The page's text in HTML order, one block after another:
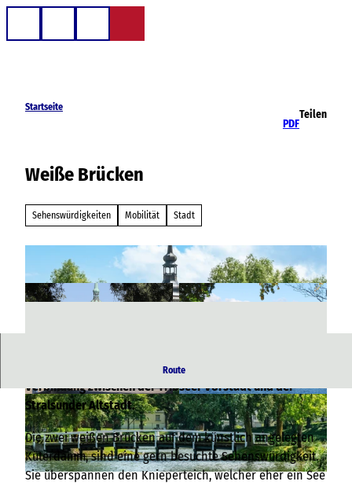
Startseite
PDF
Teilen
Weiße Brücken
Sehenswürdigkeiten Mobilität Stadt
© TMV / Tiemann | CC-BY-NC-SA
© TZ HST | CC-BY-NC-SA
© Tourismuszentrale Stralsund, TZ HST |
CC-BY-NC-ND
Route
Die Weißen Brücken bilden eine kurze und idyllische
Verbindung zwischen der Tribseer Vorstadt und der
Stralsunder Altstadt.
Die zwei weißen Brücken auf dem künstlich angelegten
Küterdamm, sind eine gern besuchte Sehenswürdigkeit.
Sie überspannen den Knieperteich, welcher eher ein See